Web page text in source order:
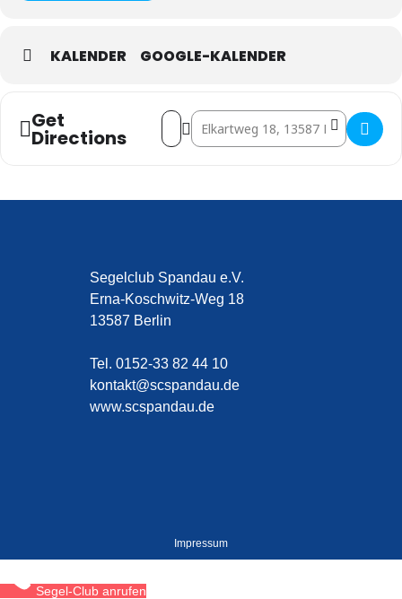
KALENDER GOOGLE-KALENDER
Get
Directions
Address - 5. Mitgliederversammlung []
Destination Address - 5.
Segelclub Spandau e.V.
Erna-Koschwitz-Weg 18
13587 Berlin
Tel. 0152-33 82 44 10
kontakt@scspandau.de
www.scspandau.de
Impressum
Segel-Club anrufen